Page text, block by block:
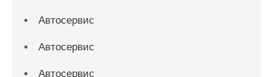
Автосервис
Автосервис
Автосервис